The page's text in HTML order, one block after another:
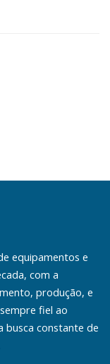
equipamentos e
com a
produção, e
fiel ao
busca constante de